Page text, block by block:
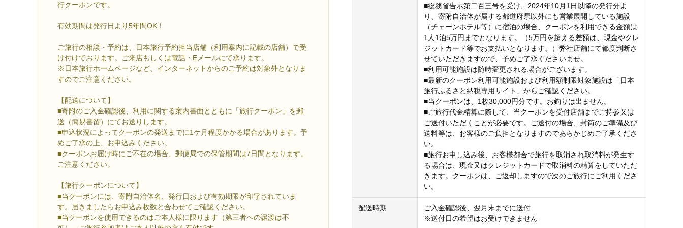
行クーポンです。
有効期間は発行日より5年間OK！
ご旅行の相談・予約は、日本旅行予約担当店舗（利用案内に記載の店舗）で受
け付けております。ご来店もしくは電話・Eメールにて承ります。
※日本旅行ホームページなど、インターネットからのご予約は対象外となりま
すのでご注意ください。
【配送について】
■寄附のご入金確認後、利用に関する案内書面とともに「旅行クーポン」を郵
送（簡易書留）にてお送りします。
■申込状況によってクーポンの発送までに1ケ月程度かかる場合があります。予
めご了承の上、お申込みください。
■クーポンお届け時にご不在の場合、郵便局での保管期間は7日間となります。
ご注意ください。
【旅行クーポンについて】
■当クーポンには、寄附自治体名、発行日および有効期限が印字されていま
す。届きましたらお申込み枚数と合わせてご確認ください。
■当クーポンを使用できるのはご本人様に限ります（第三者への譲渡は不
■総務省告示第二百三号を受け、2024年10月1日以降の発行分よ
り、寄附自治体が属する都道府県以外にも営業展開している施設
（チェーンホテル等）に宿泊の場合、クーポンを利用できる金額は
1人1泊5万円までとなります。（5万円を超える差額は、現金やクレ
ジットカード等でお支払いとなります。）弊社店舗にて都度判断さ
せていただきますので、予めご了承くださいませ。
■利用可能施設は随時変更される場合がございます。
■最新のクーポン利用可能施設および利用額制限対象施設は「日本
旅行ふるさと納税専用サイト」からご確認ください。
■当クーポンは、1枚30,000円分です。お釣りは出ません。
■ご旅行代金精算に際して、当クーポンを受付店舗までご持参又は
ご送付いただくことが必要です。ご送付の場合、封筒のご準備及び
送料等は、お客様のご負担となりますのであらかじめご了承くださ
い。
■旅行お申し込み後、お客様都合で旅行を取消され取消料が発生す
る場合は、現金又はクレジットカードで取消料の精算をしていただ
きます。クーポンは、ご返却しますので次のご旅行にご利用くださ
い。
配送時期
ご入金確認後、翌月末までに送付
※送付日の希望はお受けできません